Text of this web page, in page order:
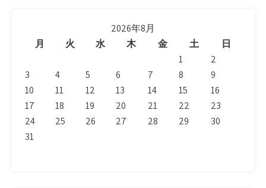
2026年8月
月
火 水 木 金 土
日
1
2
3
4 5 6 7 8
9
10
11 12 13 14 15
16
17
18 19 20 21 22
23
24
25 26 27 28 29
30
31